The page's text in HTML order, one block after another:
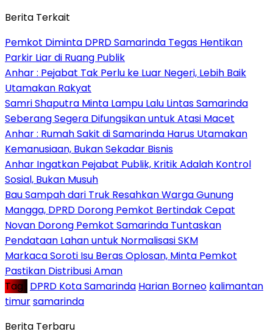
Berita Terkait
Pemkot Diminta DPRD Samarinda Tegas Hentikan
Parkir Liar di Ruang Publik
Anhar : Pejabat Tak Perlu ke Luar Negeri, Lebih Baik
Utamakan Rakyat
Samri Shaputra Minta Lampu Lalu Lintas Samarinda
Seberang Segera Difungsikan untuk Atasi Macet
Anhar : Rumah Sakit di Samarinda Harus Utamakan
Kemanusiaan, Bukan Sekadar Bisnis
Anhar Ingatkan Pejabat Publik, Kritik Adalah Kontrol
Sosial, Bukan Musuh
Bau Sampah dari Truk Resahkan Warga Gunung
Mangga, DPRD Dorong Pemkot Bertindak Cepat
Novan Dorong Pemkot Samarinda Tuntaskan
Pendataan Lahan untuk Normalisasi SKM
Markaca Soroti Isu Beras Oplosan, Minta Pemkot
Pastikan Distribusi Aman
Tag : DPRD Kota Samarinda Harian Borneo kalimantan
timursamarinda
Berita Terbaru